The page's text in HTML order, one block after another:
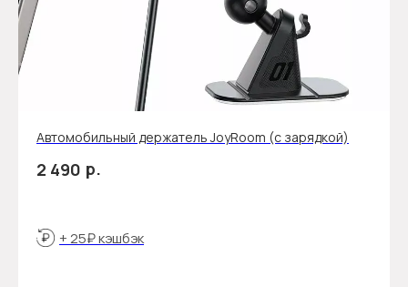
Автомобильный держатель JoyRoom (с зарядкой)
2 490 р.
+ 25₽ кэшбэк